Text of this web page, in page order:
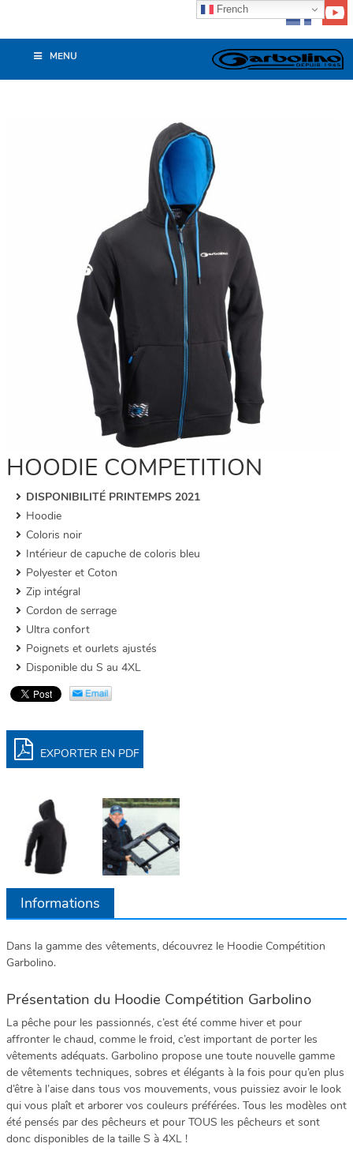
MENU
HOODIE COMPETITION
DISPONIBILITÉ PRINTEMPS 2021
Hoodie
Coloris noir
Intérieur de capuche de coloris bleu
Polyester et Coton
Zip intégral
Cordon de serrage
Ultra confort
Poignets et ourlets ajustés
Disponible du S au 4XL
EXPORTER EN PDF
Informations
Dans la gamme des vêtements, découvrez le Hoodie Compétition
Garbolino.
Présentation du Hoodie Compétition Garbolino
La pêche pour les passionnés, c’est été comme hiver et pour
affronter le chaud, comme le froid, c’est important de porter les
vêtements adéquats. Garbolino propose une toute nouvelle gamme
de vêtements techniques, sobres et élégants à la fois pour qu’en plus
d’être à l’aise dans tous vos mouvements, vous puissiez avoir le look
qui vous plaît et arborer vos couleurs préférées. Tous les modèles ont
été pensés par des pêcheurs et pour TOUS les pêcheurs et sont
donc disponibles de la taille S à 4XL !
French